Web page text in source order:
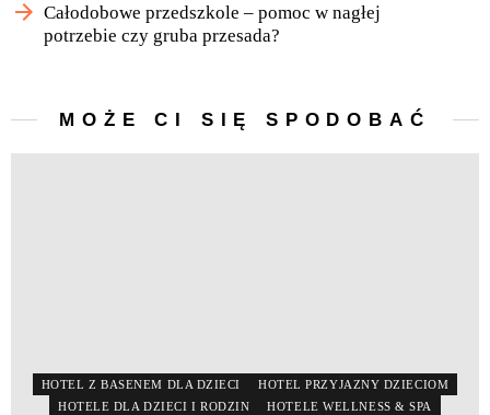
Całodobowe przedszkole – pomoc w nagłej
potrzebie czy gruba przesada?
MOŻE CI SIĘ SPODOBAĆ
HOTEL Z BASENEM DLA DZIECI
HOTEL PRZYJAZNY DZIECIOM
HOTELE DLA DZIECI I RODZIN
HOTELE WELLNESS & SPA